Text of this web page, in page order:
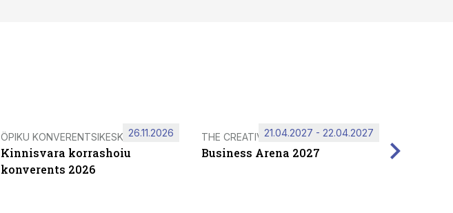
ÖPIKU KONVERENTSIKESKUS
Kinnisvara korrashoiu
konverents 2026
26.11.2026 THE CREATIVE HUB
Business Arena 2027
21.04.2027 - 22.04.2027